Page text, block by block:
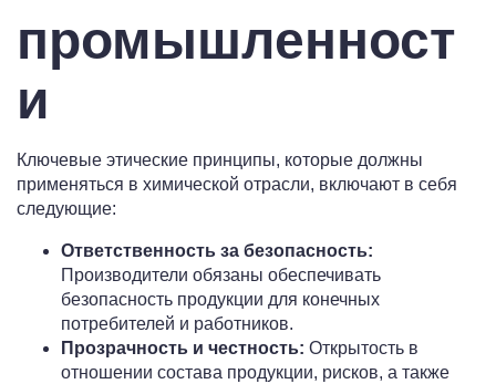
промышленност
и
Ключевые этические принципы, которые должны
применяться в химической отрасли, включают в себя
следующие:
Ответственность за безопасность:
Производители обязаны обеспечивать
безопасность продукции для конечных
потребителей и работников.
Прозрачность и честность: Открытость в
отношении состава продукции, рисков, а также